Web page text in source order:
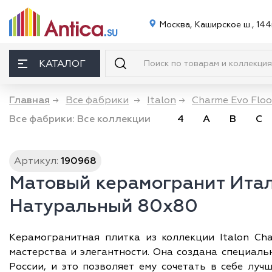
Москва, Каширское ш.,
КАТАЛОГ
Главная → Все фабрики → Italon → Charme Evo
Все фабрики: Все коллекции 4 A B C
Артикул: 190968
Матовый керамогранит
Натуральный 80х80
Керамогранитная плитка из коллекции Italon
мастерства и элегантности. Она создана
России, и это позволяет ему сочетать в себе